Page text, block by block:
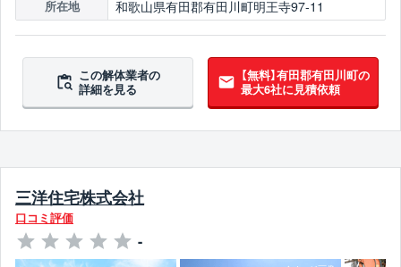
所在地 和歌山県有田郡有田川町明王寺97-11
この解体業者の
詳細を見る
【無料】有田郡有田川町の
最大6社に見積依頼
三洋住宅株式会社
口コミ評価
-